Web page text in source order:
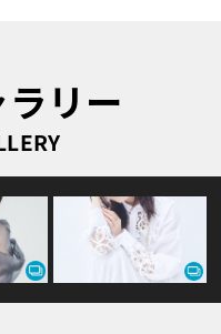
リー